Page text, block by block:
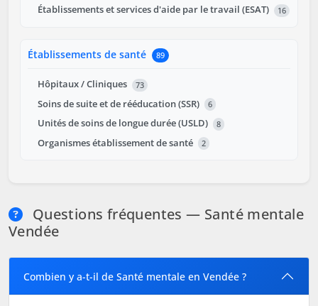
Établissements et services d'aide par le travail (ESAT) 16
Établissements de santé 89
Hôpitaux / Cliniques 73
Soins de suite et de rééducation (SSR) 6
Unités de soins de longue durée (USLD) 8
Organismes établissement de santé 2
Questions fréquentes — Santé mentale
Vendée
Combien y a-t-il de Santé mentale en Vendée ?